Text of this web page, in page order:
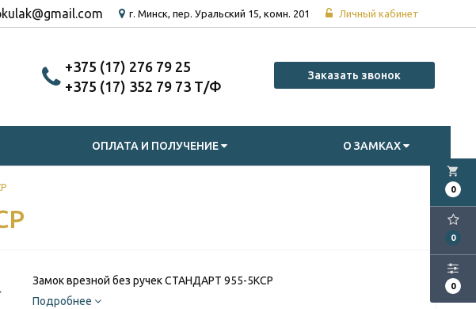
Личный кабинет
г. Минск, пер. Уральский 15, комн. 201
‎+375 (17) 276 79 25
‎+375 (17) 352 79 73
Заказать звонок
ОПЛАТА И ПОЛУЧЕНИЕ О ЗАМКАХ
local_grocery_store
0
0
0
Замок врезной без ручек СТАНДАРТ 955-5КCP
Подробнее